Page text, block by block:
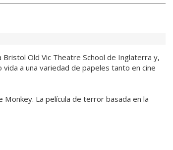
Bristol Old Vic Theatre School de Inglaterra y,
a una variedad de papeles tanto en cine
La película de terror basada en la